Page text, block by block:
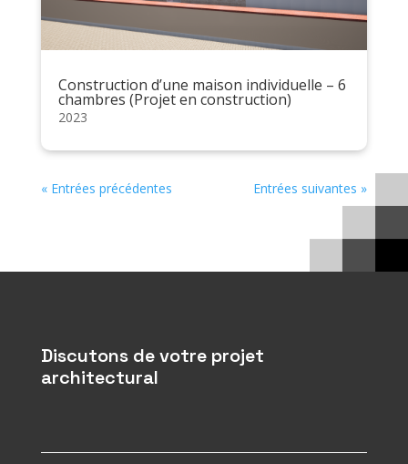
Construction d’une maison individuelle – 6
chambres (Projet en construction)
2023
« Entrées précédentes Entrées suivantes »
Discutons de votre projet
architectural